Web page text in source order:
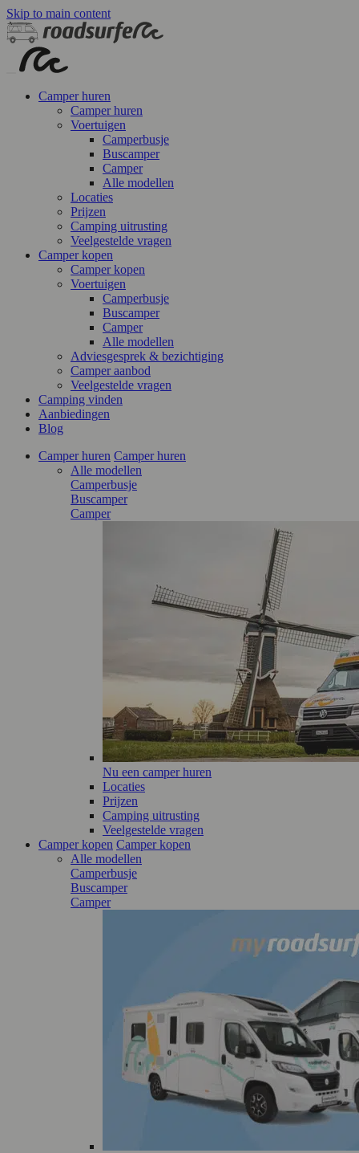
Skip to main content
Camper huren
Camper huren
Voertuigen
Camperbusje
Buscamper
Camper
Alle modellen
Locaties
Prijzen
Camping uitrusting
Veelgestelde vragen
Camper kopen
Camper kopen
Voertuigen
Camperbusje
Buscamper
Camper
Alle modellen
Adviesgesprek & bezichtiging
Camper aanbod
Veelgestelde vragen
Camping vinden
Aanbiedingen
Blog
Camper huren Camper huren
Alle modellen
Camperbusje
Buscamper
Camper
Nu een camper huren
Locaties
Prijzen
Camping uitrusting
Veelgestelde vragen
Camper kopen Camper kopen
Alle modellen
Camperbusje
Buscamper
Camper